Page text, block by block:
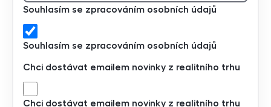
Souhlasím se zpracováním osobních údajů
Souhlasím se zpracováním osobních údajů
Chci dostávat emailem novinky z realitního trhu
Chci dostávat emailem novinky z realitního trhu